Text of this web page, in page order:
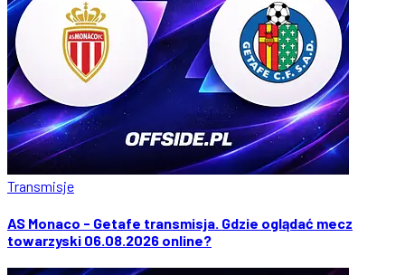
Transmisje
AS Monaco - Getafe transmisja. Gdzie oglądać mecz
towarzyski 06.08.2026 online?